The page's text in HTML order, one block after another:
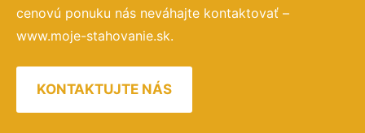
cenovú ponuku nás neváhajte kontaktovať –
www.moje-stahovanie.sk.
KONTAKTUJTE NÁS